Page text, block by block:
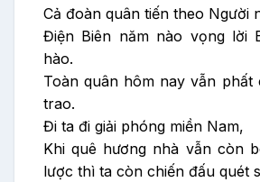
Cả đoàn quân tiến theo Người
Điện Biên năm nào vọng lời
hào.
Toàn quân hôm nay vẫn phất
trao.
Đi ta đi giải phóng miền Nam,
Khi quê hương nhà vẫn còn
lược thì ta còn chiến đấu quét